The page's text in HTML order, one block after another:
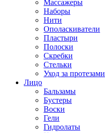
Массажеры
Наборы
Нити
Ополаскиватели
Пластыри
Полоски
Скребки
Стельки
Уход за протезами
Лицо
Бальзамы
Бустеры
Воски
Гели
Гидролаты